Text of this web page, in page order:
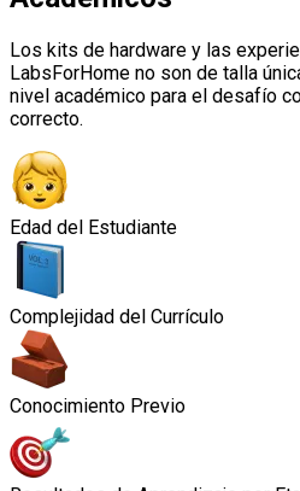
Los kits de hardware y las
LabsForHome no son de talla
nivel académico para el desafío
correcto.
Edad del Estudiante
Complejidad del Currículo
Conocimiento Previo